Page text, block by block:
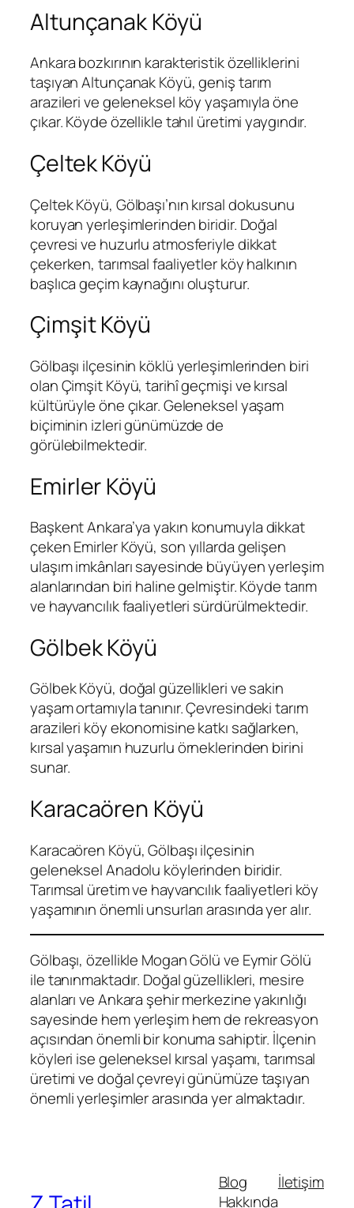
Altunçanak Köyü
Ankara bozkırının karakteristik özelliklerini
taşıyan Altunçanak Köyü, geniş tarım
arazileri ve geleneksel köy yaşamıyla öne
çıkar. Köyde özellikle tahıl üretimi yaygındır.
Çeltek Köyü
Çeltek Köyü, Gölbaşı’nın kırsal dokusunu
koruyan yerleşimlerinden biridir. Doğal
çevresi ve huzurlu atmosferiyle dikkat
çekerken, tarımsal faaliyetler köy halkının
başlıca geçim kaynağını oluşturur.
Çimşit Köyü
Gölbaşı ilçesinin köklü yerleşimlerinden biri
olan Çimşit Köyü, tarihî geçmişi ve kırsal
kültürüyle öne çıkar. Geleneksel yaşam
biçiminin izleri günümüzde de
görülebilmektedir.
Emirler Köyü
Başkent Ankara’ya yakın konumuyla dikkat
çeken Emirler Köyü, son yıllarda gelişen
ulaşım imkânları sayesinde büyüyen yerleşim
alanlarından biri haline gelmiştir. Köyde tarım
ve hayvancılık faaliyetleri sürdürülmektedir.
Gölbek Köyü
Gölbek Köyü, doğal güzellikleri ve sakin
yaşam ortamıyla tanınır. Çevresindeki tarım
arazileri köy ekonomisine katkı sağlarken,
kırsal yaşamın huzurlu örneklerinden birini
sunar.
Karacaören Köyü
Karacaören Köyü, Gölbaşı ilçesinin
geleneksel Anadolu köylerinden biridir.
Tarımsal üretim ve hayvancılık faaliyetleri köy
yaşamının önemli unsurları arasında yer alır.
Gölbaşı, özellikle Mogan Gölü ve Eymir Gölü
ile tanınmaktadır. Doğal güzellikleri, mesire
alanları ve Ankara şehir merkezine yakınlığı
sayesinde hem yerleşim hem de rekreasyon
açısından önemli bir konuma sahiptir. İlçenin
köyleri ise geleneksel kırsal yaşamı, tarımsal
üretimi ve doğal çevreyi günümüze taşıyan
önemli yerleşimler arasında yer almaktadır.
Blog
Hakkında
İletişim